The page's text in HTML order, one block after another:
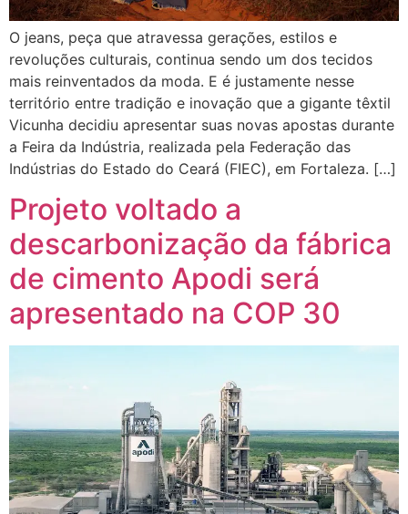
O jeans, peça que atravessa gerações, estilos e
revoluções culturais, continua sendo um dos tecidos
mais reinventados da moda. E é justamente nesse
território entre tradição e inovação que a gigante têxtil
Vicunha decidiu apresentar suas novas apostas durante
a Feira da Indústria, realizada pela Federação das
Indústrias do Estado do Ceará (FIEC), em Fortaleza. […]
Projeto voltado a
descarbonização da fábrica
de cimento Apodi será
apresentado na COP 30